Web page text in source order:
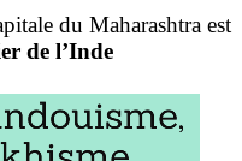
du Maharashtra est
de l’Inde